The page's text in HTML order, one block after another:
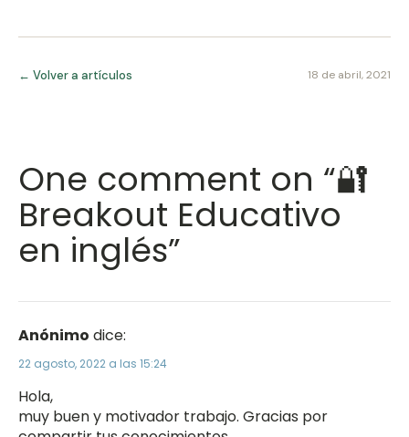
← Volver a artículos 18 de abril, 2021
One comment on “🔐
Breakout Educativo
en inglés”
Anónimo dice:
22 agosto, 2022 a las 15:24
Hola,
muy buen y motivador trabajo. Gracias por